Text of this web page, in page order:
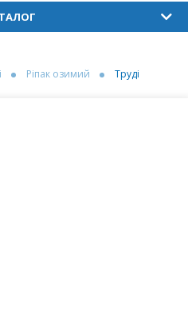
Ріпак озимий Труді